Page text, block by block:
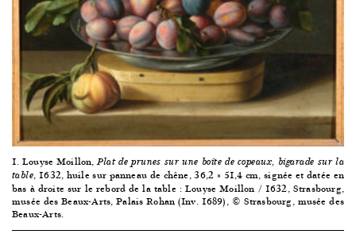
1. Louyse Moillon,Plat de prunes sur une boîte de copeaux, bigarade sur la
table, 1632, huile sur panneau de chêne, 36,2 × 51,4 cm, signée et datée en
bas à droite sur le rebord de la table : Louyse Moillon / 1632, Strasbourg,
musée des Beaux-Arts, Palais Rohan (Inv. 1689), © Strasbourg, musée des
Beaux-Arts.